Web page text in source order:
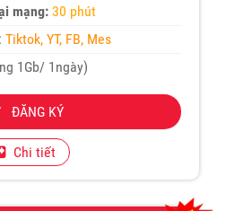
mạng: 30 phút
Tiktok, YT, FB, Mes
1Gb/ 1ngày)
ĐĂNG KÝ
Chi tiết